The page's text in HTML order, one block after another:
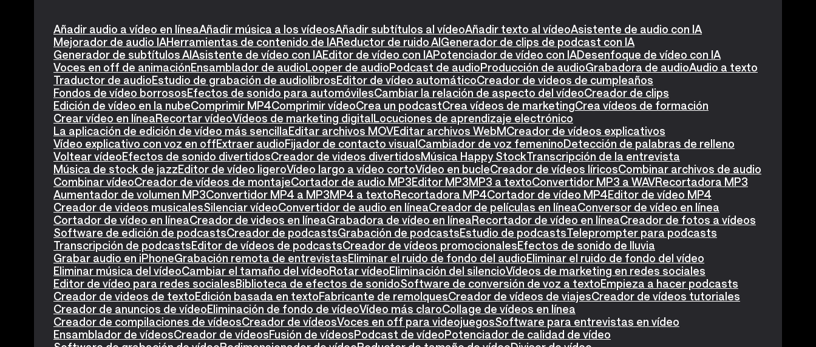
Añadir audio a vídeo en líneaAñadir música a los vídeosAñadir subtítulos al vídeoAñadir texto al vídeoAsistente de audio con IA
Mejorador de audio IAHerramientas de contenido de IAReductor de ruido AIGenerador de clips de podcast con IA
Generador de subtítulos AIAsistente de vídeo con IAEditor de vídeo con IAPotenciador de vídeo con IADesenfoque de vídeo con IA
Voces en off de animaciónEnsamblador de audioLooper de audioPodcast de audioProducción de audioGrabadora de audioAudio a texto
Traductor de audioEstudio de grabación de audiolibrosEditor de vídeo automáticoCreador de videos de cumpleaños
Fondos de vídeo borrososEfectos de sonido para automóvilesCambiar la relación de aspecto del vídeoCreador de clips
Edición de vídeo en la nubeComprimir MP4Comprimir vídeoCrea un podcastCrea vídeos de marketingCrea vídeos de formación
Crear vídeo en líneaRecortar vídeoVídeos de marketing digitalLocuciones de aprendizaje electrónico
La aplicación de edición de vídeo más sencillaEditar archivos MOVEditar archivos WebMCreador de vídeos explicativos
Vídeo explicativo con voz en offExtraer audioFijador de contacto visualCambiador de voz femeninoDetección de palabras de relleno
Voltear vídeoEfectos de sonido divertidosCreador de videos divertidosMúsica Happy StockTranscripción de la entrevista
Música de stock de jazzEditor de vídeo ligeroVídeo largo a vídeo cortoVídeo en bucleCreador de vídeos líricosCombinar archivos de audio
Combinar vídeoCreador de vídeos de montajeCortador de audio MP3Editor MP3MP3 a textoConvertidor MP3 a WAVRecortadora MP3
Aumentador de volumen MP3Convertidor MP4 a MP3MP4 a textoRecortadora MP4Cortador de vídeo MP4Editor de vídeo MP4
Creador de videos musicalesSilenciar vídeoConvertidor de audio en líneaCreador de películas en líneaConversor de vídeo en línea
Cortador de vídeo en líneaCreador de videos en líneaGrabadora de vídeo en líneaRecortador de vídeo en líneaCreador de fotos a vídeos
Software de edición de podcastsCreador de podcastsGrabación de podcastsEstudio de podcastsTeleprompter para podcasts
Transcripción de podcastsEditor de vídeos de podcastsCreador de vídeos promocionalesEfectos de sonido de lluvia
Grabar audio en iPhoneGrabación remota de entrevistasEliminar el ruido de fondo del audioEliminar el ruido de fondo del vídeo
Eliminar música del vídeoCambiar el tamaño del vídeoRotar vídeoEliminación del silencioVídeos de marketing en redes sociales
Editor de vídeo para redes socialesBiblioteca de efectos de sonidoSoftware de conversión de voz a textoEmpieza a hacer podcasts
Creador de videos de textoEdición basada en textoFabricante de remolquesCreador de vídeos de viajesCreador de vídeos tutoriales
Creador de anuncios de vídeoEliminación de fondo de vídeoVídeo más claroCollage de vídeos en línea
Creador de compilaciones de vídeosCreador de vídeosVoces en off para videojuegosSoftware para entrevistas en vídeo
Ensamblador de vídeosCreador de vídeosFusión de vídeosPodcast de vídeoPotenciador de calidad de vídeo